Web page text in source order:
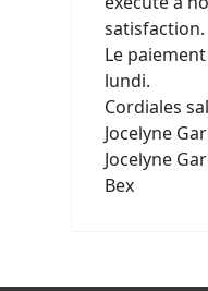
satisfaction.
Le
lundi.
Cordiales
Jocelyne
Jocelyne
Bex